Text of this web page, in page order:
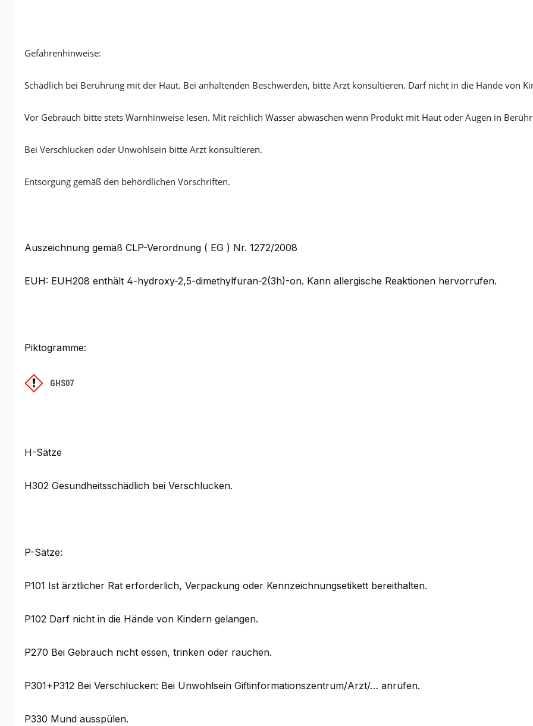
Gefahrenhinweise:
Schädlich bei Berührung mit der Haut. Bei anhaltenden Beschwerden, bitte Arzt konsultieren. Darf nicht in die Hände von
Vor Gebrauch bitte stets Warnhinweise lesen. Mit reichlich Wasser abwaschen wenn Produkt mit Haut oder Augen in
Bei Verschlucken oder Unwohlsein bitte Arzt konsultieren.
Entsorgung gemäß den behördlichen Vorschriften.
Auszeichnung gemäß CLP-Verordnung ( EG ) Nr. 1272/2008
EUH: EUH208 enthält 4-hydroxy-2,5-dimethylfuran-2(3h)-on. Kann allergische Reaktionen hervorrufen.
Piktogramme:
GHS07
H-Sätze
H302 Gesundheitsschädlich bei Verschlucken.
P-Sätze:
P101 Ist ärztlicher Rat erforderlich, Verpackung oder Kennzeichnungsetikett bereithalten.
P102 Darf nicht in die Hände von Kindern gelangen.
P270 Bei Gebrauch nicht essen, trinken oder rauchen.
P301+P312 Bei Verschlucken: Bei Unwohlsein Giftinformationszentrum/Arzt/… anrufen.
P330 Mund ausspülen.